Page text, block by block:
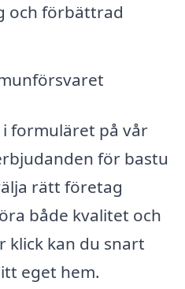
och förbättrad
i formuläret på vår
för bastu
rätt företag
både kvalitet och
klick kan du snart
eget hem.